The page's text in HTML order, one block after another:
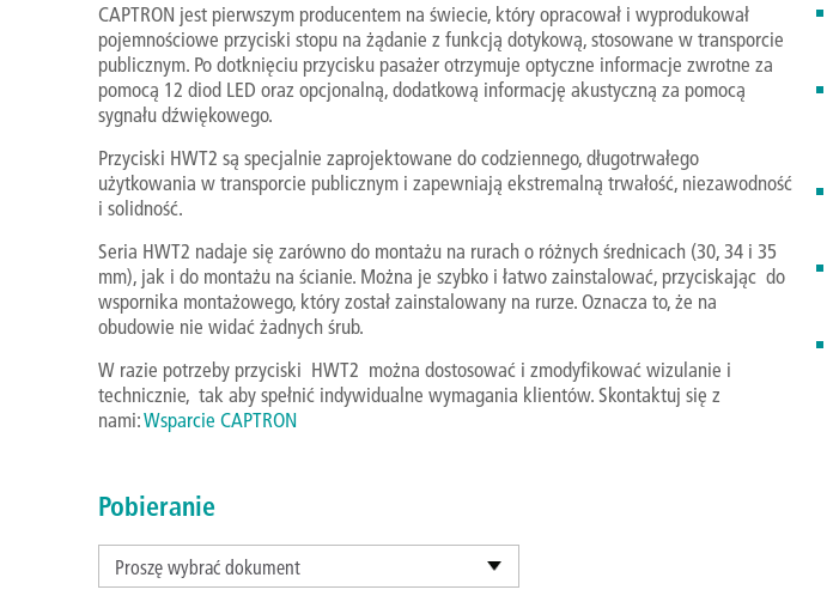
CAPTRON jest pierwszym producentem na świecie, który opracował i wyprodukował
pojemnościowe przyciski stopu na żądanie z funkcją dotykową, stosowane w transporcie
publicznym. Po dotknięciu przycisku pasażer otrzymuje optyczne informacje zwrotne za
pomocą 12 diod LED oraz opcjonalną, dodatkową informację akustyczną za pomocą
sygnału dźwiękowego.
Przyciski HWT2 są specjalnie zaprojektowane do codziennego, długotrwałego
użytkowania w transporcie publicznym i zapewniają ekstremalną trwałość, niezawodność
i solidność.
Seria HWT2 nadaje się zarówno do montażu na rurach o różnych średnicach (30, 34 i 35
mm), jak i do montażu na ścianie. Można je szybko i łatwo zainstalować, przyciskając do
wspornika montażowego, który został zainstalowany na rurze. Oznacza to, że na
obudowie nie widać żadnych śrub.
W razie potrzeby przyciski HWT2 można dostosować i zmodyfikować wizulanie i
technicznie, tak aby spełnić indywidualne wymagania klientów. Skontaktuj się z
nami:Wsparcie CAPTRON
Pobieranie
Proszę wybrać dokument